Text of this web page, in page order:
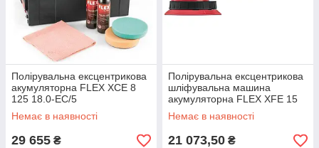
Полірувальна ексцентрикова
акумуляторна FLEX XCE 8
125 18.0-EC/5
Немає в наявності
29 655 ₴
Полірувальна ексцентрикова
шліфувальна машина
акумуляторна FLEX XFE 15
150 18-EC C
Немає в наявності
21 073,50 ₴